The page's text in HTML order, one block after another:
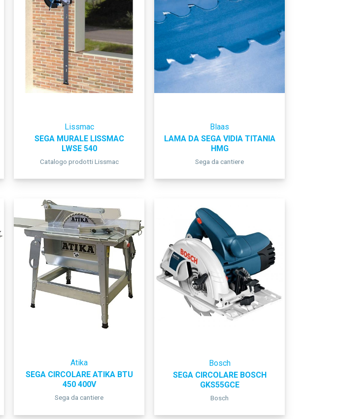
Lissmac
SEGA MURALE LISSMAC
LWSE 540
Catalogo prodotti Lissmac
Blaas
LAMA DA SEGA VIDIA TITANIA
HMG
Sega da cantiere
Atika
SEGA CIRCOLARE ATIKA BTU
450 400V
Sega da cantiere
Bosch
SEGA CIRCOLARE BOSCH
GKS55GCE
Bosch